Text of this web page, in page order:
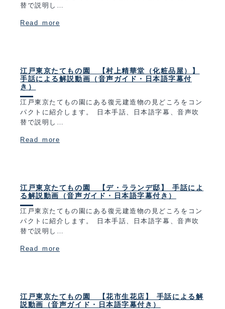
替で説明し…
Read more
江戸東京たてもの園 【村上精華堂（化粧品屋）】
手話による解説動画（音声ガイド・日本語字幕付
き）
江戸東京たてもの園にある復元建造物の見どころをコン
パクトに紹介します。 日本手話、日本語字幕、音声吹
替で説明し…
Read more
江戸東京たてもの園 【デ・ラランデ邸】 手話によ
る解説動画（音声ガイド・日本語字幕付き）
江戸東京たてもの園にある復元建造物の見どころをコン
パクトに紹介します。 日本手話、日本語字幕、音声吹
替で説明し…
Read more
江戸東京たてもの園 【花市生花店】 手話による解
説動画（音声ガイド・日本語字幕付き）